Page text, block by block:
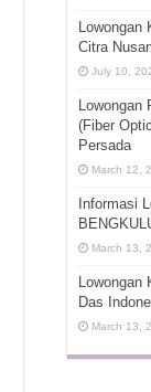
Lowongan
Citra
July 10,
Lowongan
(Fiber
Persada
March 12,
Informasi
March 13,
Lowongan
Das
March 13,